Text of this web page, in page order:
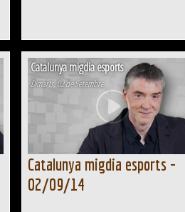
Catalunya migdia esports
Dimarts, 02 de Setembre
Catalunya migdia esports -
02/09/14